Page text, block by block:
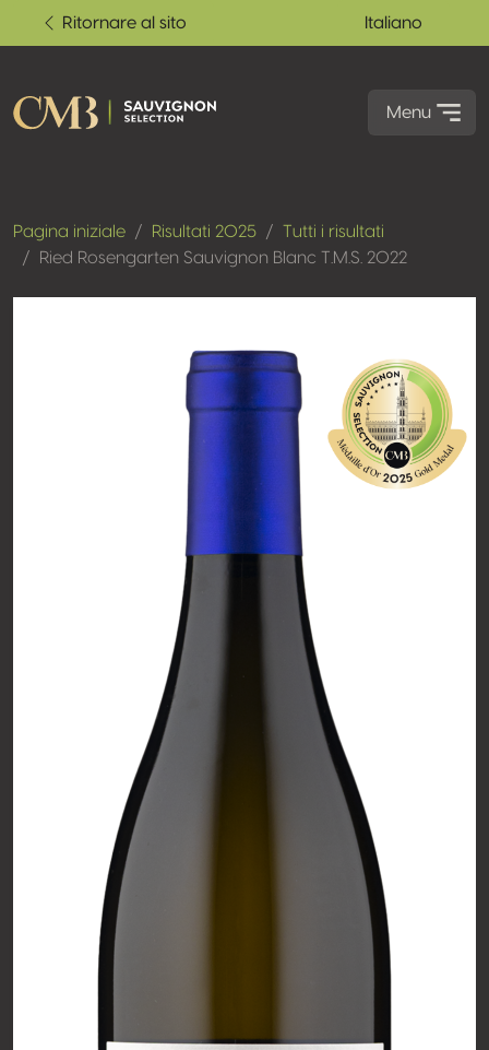
Ritornare al sito Italiano
Menu
Pagina iniziale Risultati 2025
Tutti i risultati
Ried Rosengarten Sauvignon Blanc T.M.S. 2022